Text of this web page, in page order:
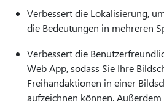
Verbessert die Lokalisierung,
die Bedeutungen in mehreren
Verbessert die
Web App, sodass Sie Ihre
Freihandaktionen in einer
aufzeichnen können. Außerdem